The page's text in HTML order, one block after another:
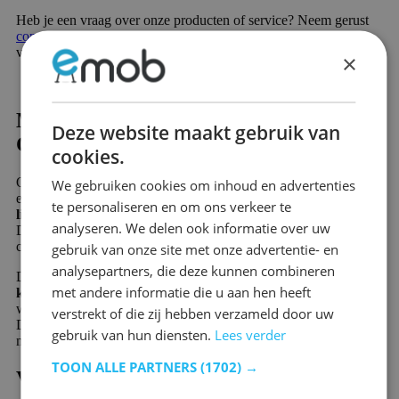
Heb je een vraag over onze producten of service? Neem gerust
contactop. Onze deskundige medewerkers helpen je graag
verder.
Moderne meubels | Strakke lijnen &
Comfort
Op deze pagina vind je talloze meubels of woonaccessoires met
een moderne stijl. De meubels in deze woonstijl hebben
lijnen
, zijnluxeeneleganten zorgen voor het nodige
De meubels zijn functioneel en vaak slim ontworpen voor extra
comfort en voor eenvoudig onderhoud.
De moderne artikelen bestaan veelal uitniet opvallende
kleuren, zoals zwart, wit, grijs en groen. Hoogglans meubels
worden vaak gekozen door hun stralende en luxueuze uitstraling.
Daarbij wordt hout het meest gebruikt, maar glas en metaal
misstaan niet in een modern interieur.
Voordelen
×
Deze website maakt gebruik van
cookies.
We gebruiken cookies om inhoud en advertenties
te personaliseren en om ons verkeer te
analyseren. We delen ook informatie over uw
gebruik van onze site met onze advertentie- en
analysepartners, die deze kunnen combineren
met andere informatie die u aan hen heeft
verstrekt of die zij hebben verzameld door uw
gebruik van hun diensten. Lees verder
TOON ALLE PARTNERS (1702) →